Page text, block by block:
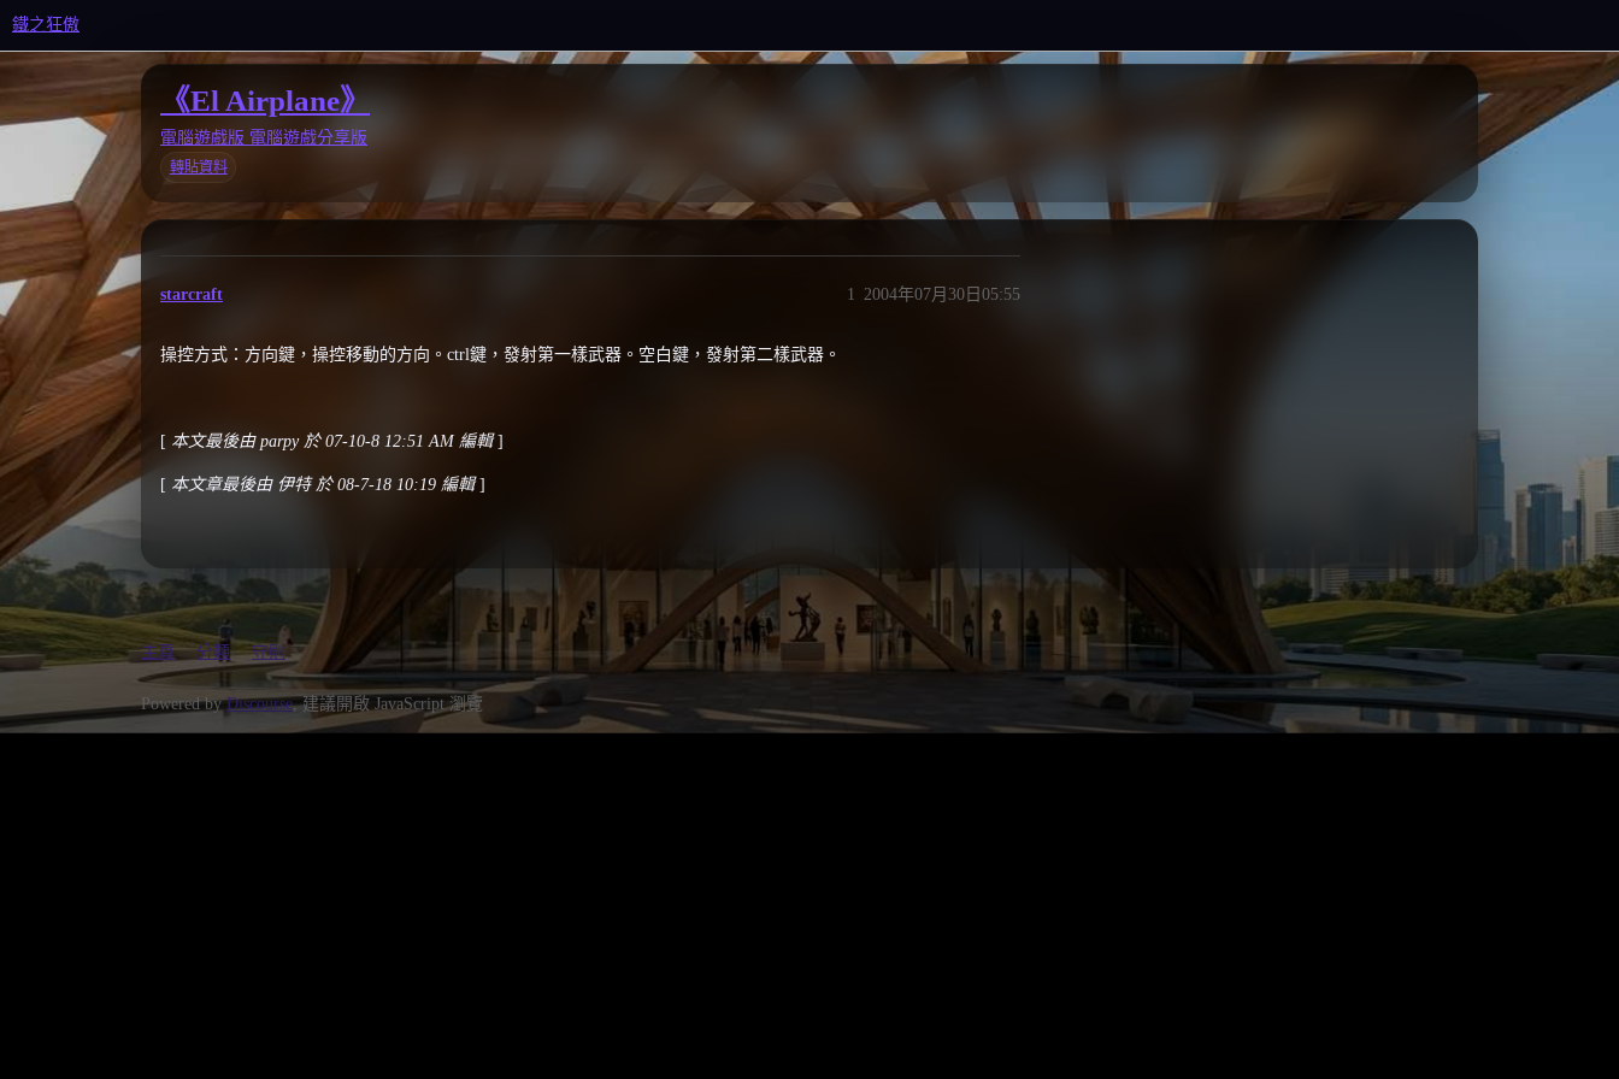
鐵之狂傲
《El Airplane》
電腦遊戲版 電腦遊戲分享版
轉貼資料
starcraft 2004年07月30日05:55
1
操控方式：方向鍵，操控移動的方向。ctrl鍵，發射第一樣武器。空白鍵，發射第二樣武器。
[ 本文最後由 parpy 於 07-10-8 12:51 AM 編輯]
[ 本文章最後由 伊特 於 08-7-18 10:19 編輯]
主頁 分類 守則
Powered byDiscourse, 建議開啟 JavaScript 瀏覽